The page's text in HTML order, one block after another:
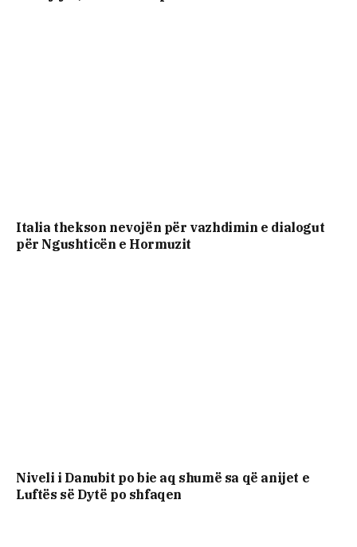
Italia thekson nevojën për vazhdimin e dialogut
për Ngushticën e Hormuzit
Niveli i Danubit po bie aq shumë sa që anijet e
Luftës së Dytë po shfaqen